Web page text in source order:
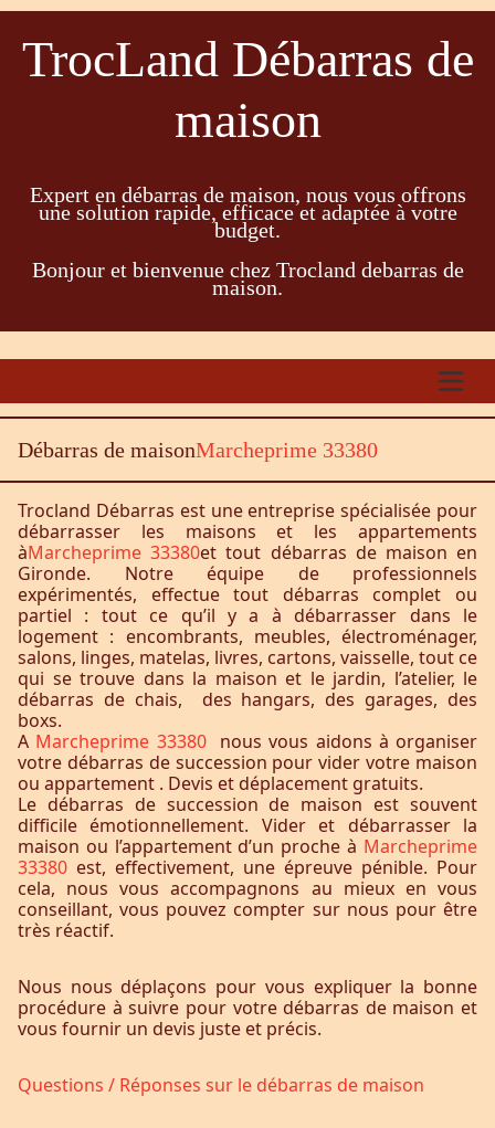
TrocLand Débarras de
maison
Expert en débarras de maison, nous vous offrons
une solution rapide, efficace et adaptée à votre
budget.
Bonjour et bienvenue chez Trocland debarras de
maison.
Débarras de maisonMarcheprime 33380
Trocland Débarras est une entreprise spécialisée pour
débarrasser les maisons et les appartements
àMarcheprime 33380et tout débarras de maison en
Gironde. Notre équipe de professionnels
expérimentés, effectue tout débarras complet ou
partiel : tout ce qu’il y a à débarrasser dans le
logement : encombrants, meubles, électroménager,
salons, linges, matelas, livres, cartons, vaisselle, tout ce
qui se trouve dans la maison et le jardin, l’atelier, le
débarras de chais, des hangars, des garages, des
boxs.
A Marcheprime 33380 nous vous aidons à organiser
votre débarras de succession pour vider votre maison
ou appartement . Devis et déplacement gratuits.
Le débarras de succession de maison est souvent
difficile émotionnellement. Vider et débarrasser la
maison ou l’appartement d’un proche à Marcheprime
33380 est, effectivement, une épreuve pénible. Pour
cela, nous vous accompagnons au mieux en vous
conseillant, vous pouvez compter sur nous pour être
très réactif.
Nous nous déplaçons pour vous expliquer la bonne
procédure à suivre pour votre débarras de maison et
vous fournir un devis juste et précis.
Questions / Réponses sur le débarras de maison